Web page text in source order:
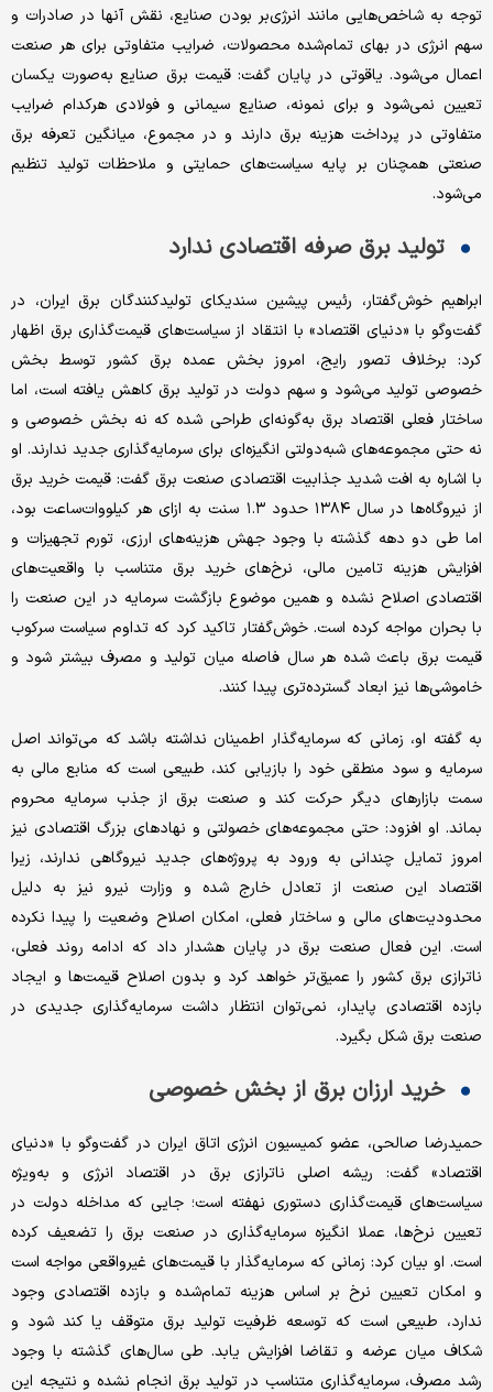
توجه به شاخص‌هایی مانند انرژی‌بر بودن صنایع، نقش آنها در صادرات و
سهم انرژی در بهای تمام‌شده محصولات، ضرایب متفاوتی برای هر صنعت
اعمال می‌شود. یاقوتی در پایان گفت: قیمت برق صنایع به‌صورت یکسان
تعیین نمی‌شود و برای نمونه، صنایع سیمانی و فولادی هرکدام ضرایب
متفاوتی در پرداخت هزینه‌ برق دارند و در مجموع، میانگین تعرفه برق
صنعتی همچنان بر پایه سیاست‌های حمایتی و ملاحظات تولید تنظیم
می‌شود.
تولید برق صرفه اقتصادی ندارد
ابراهیم خوش‌گفتار، رئیس پیشین سندیکای تولیدکنندگان برق ایران، در
گفت‌وگو با «دنیای اقتصاد» با انتقاد از سیاست‌های قیمت‌گذاری برق اظهار
کرد: برخلاف تصور رایج، امروز بخش عمده برق کشور توسط بخش
خصوصی تولید می‌شود و سهم دولت در تولید برق کاهش یافته است، اما
ساختار فعلی اقتصاد برق به‌گونه‌ای طراحی شده که نه بخش خصوصی و
نه حتی مجموعه‌های شبه‌دولتی انگیزه‌ای برای سرمایه‌گذاری جدید ندارند. او
با اشاره به افت شدید جذابیت اقتصادی صنعت برق گفت: قیمت خرید برق
از نیروگاه‌ها در سال ۱۳۸۴ حدود ۱.۳ سنت به ازای هر کیلووات‌ساعت بود،
اما طی دو دهه گذشته با وجود جهش هزینه‌های ارزی، تورم تجهیزات و
افزایش هزینه تامین مالی، نرخ‌های خرید برق متناسب با واقعیت‌های
اقتصادی اصلاح نشده و همین موضوع بازگشت سرمایه در این صنعت را
با بحران مواجه کرده است. خوش‌گفتار تاکید کرد که تداوم سیاست سرکوب
قیمت برق باعث شده هر سال فاصله میان تولید و مصرف بیشتر شود و
خاموشی‌ها نیز ابعاد گسترده‌تری پیدا کنند.
به گفته او، زمانی که سرمایه‌گذار اطمینان نداشته باشد که می‌تواند اصل
سرمایه و سود منطقی خود را بازیابی کند، طبیعی است که منابع مالی به
سمت بازارهای دیگر حرکت کند و صنعت برق از جذب سرمایه محروم
بماند. او افزود: حتی مجموعه‌های خصولتی و نهادهای بزرگ اقتصادی نیز
امروز تمایل چندانی به ورود به پروژه‌های جدید نیروگاهی ندارند، زیرا
اقتصاد این صنعت از تعادل خارج شده و وزارت نیرو نیز به دلیل
محدودیت‌های مالی و ساختار فعلی، امکان اصلاح وضعیت را پیدا نکرده
است. این فعال صنعت برق در پایان هشدار داد که ادامه روند فعلی،
ناترازی برق کشور را عمیق‌تر خواهد کرد و بدون اصلاح قیمت‌ها و ایجاد
بازده اقتصادی پایدار، نمی‌توان انتظار داشت سرمایه‌گذاری جدیدی در
صنعت برق شکل بگیرد.
خرید ارزان برق از بخش خصوصی
حمیدرضا صالحی، عضو کمیسیون انرژی اتاق ایران در گفت‌وگو با «دنیای
اقتصاد» گفت: ریشه اصلی ناترازی برق در اقتصاد انرژی و به‌ویژه
سیاست‌های قیمت‌گذاری دستوری نهفته است؛ جایی که مداخله دولت در
تعیین نرخ‌ها، عملا انگیزه سرمایه‌گذاری در صنعت برق را تضعیف کرده
است. او بیان کرد: زمانی که سرمایه‌گذار با قیمت‌های غیرواقعی مواجه است
و امکان تعیین نرخ بر اساس هزینه تمام‌شده و بازده اقتصادی وجود
ندارد، طبیعی است که توسعه ظرفیت تولید برق متوقف یا کند شود و
شکاف میان عرضه و تقاضا افزایش یابد. طی سال‌های گذشته با وجود
رشد مصرف، سرمایه‌گذاری متناسب در تولید برق انجام نشده و نتیجه این